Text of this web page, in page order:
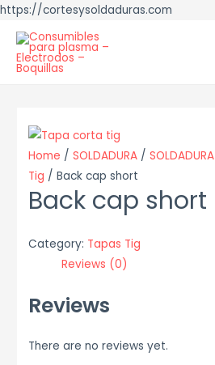
https://cortesysoldaduras.com
Home / SOLDADURA/
Tig / Back cap short
Back cap short
Category: Tapas Tig
Reviews (0)
Reviews
There are no reviews yet.